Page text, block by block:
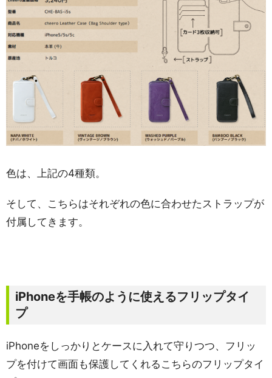
色は、上記の4種類。
そして、こちらはそれぞれの色に合わせたストラップが
付属してきます。
iPhoneを手帳のように使えるフリップタイ
プ
iPhoneをしっかりとケースに入れて守りつつ、フリッ
プを付けて画面も保護してくれるこちらのフリップタイ